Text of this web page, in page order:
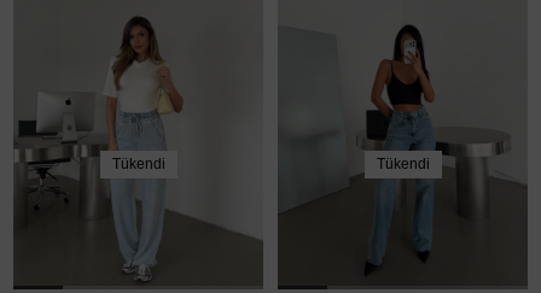
Tükendi Tükendi